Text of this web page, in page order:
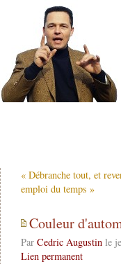
« Débranche tout, et
emploi du temps »
Couleur
Par Cedric Augustinle
Lien permanent